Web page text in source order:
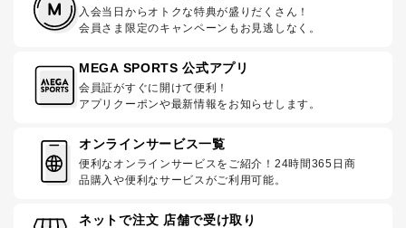
入会当日からオトクな特典が盛りだくさん！
会員さま限定のキャンペーンもお見逃しなく。
MEGA SPORTS 公式アプリ
会員証がすぐに開けて便利！
アプリクーポンや最新情報をお知らせします。
オンラインサービス一覧
便利なオンラインサービスをご紹介！24時間365日商
品購入や便利なサービスがご利用可能。
ネットで注文 店舗で受け取り